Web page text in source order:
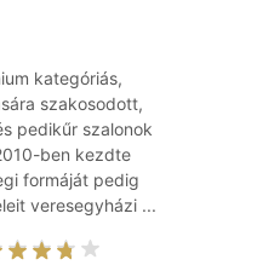
kategóriás,
szakosodott,
pedikűr szalonok
ben kezdte
formáját pedig
veresegyházi ...